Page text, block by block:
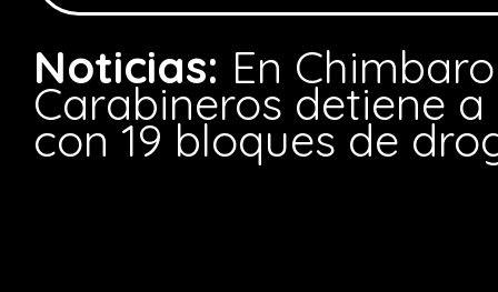
Noticias: En
Carabineros detiene
con 19 bloques de